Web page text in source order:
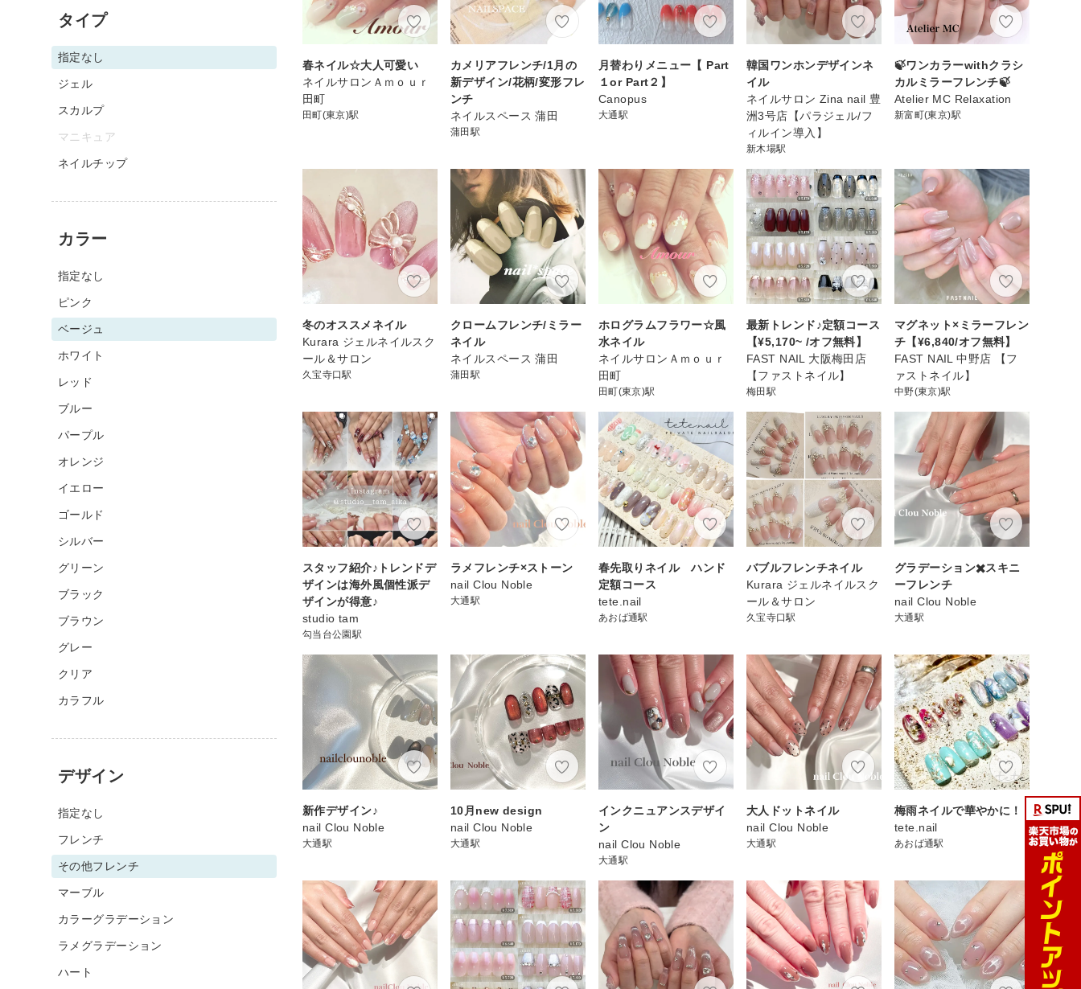
春ネイル☆大人可愛い
ネイルサロンＡｍｏｕｒ
田町
田町(東京)駅
カメリアフレンチ/1月の
新デザイン/花柄/変形フレ
ンチ
ネイルスペース 蒲田
蒲田駅
月替わりメニュー【 Part
１or Part２】
Canopus
大通駅
韓国ワンホンデザインネ
イル
ネイルサロン Zina nail 豊
洲3号店【パラジェル/フ
ィルイン導入】
新木場駅
🍃ワンカラーwithクラシ
カルミラーフレンチ🍃
Atelier MC Relaxation
新富町(東京)駅
冬のオススメネイル
Kurara ジェルネイルスク
ール＆サロン
久宝寺口駅
クロームフレンチ/ミラー
ネイル
ネイルスペース 蒲田
蒲田駅
ホログラムフラワー☆風
水ネイル
ネイルサロンＡｍｏｕｒ
田町
田町(東京)駅
最新トレンド♪定額コース
【¥5,170~ /オフ無料】
FAST NAIL 大阪梅田店
【ファストネイル】
梅田駅
マグネット×ミラーフレン
チ【¥6,840/オフ無料】
FAST NAIL 中野店 【フ
ァストネイル】
中野(東京)駅
スタッフ紹介♪トレンドデ
ザインは海外風個性派デ
ザインが得意♪
studio tam
勾当台公園駅
ラメフレンチ×ストーン
nail Clou Noble
大通駅
春先取りネイル ハンド
定額コース
tete.nail
あおば通駅
バブルフレンチネイル
Kurara ジェルネイルスク
ール＆サロン
久宝寺口駅
グラデーション✖️スキニ
ーフレンチ
nail Clou Noble
大通駅
新作デザイン♪
nail Clou Noble
大通駅
10月new design
nail Clou Noble
大通駅
インクニュアンスデザイ
ン
nail Clou Noble
大通駅
大人ドットネイル
nail Clou Noble
大通駅
梅雨ネイルで華やかに！
tete.nail
あおば通駅
タイプ
指定なし
ジェル
スカルプ
マニキュア
ネイルチップ
カラー
指定なし
ピンク
ベージュ
ホワイト
レッド
ブルー
パープル
オレンジ
イエロー
ゴールド
シルバー
グリーン
ブラック
ブラウン
グレー
クリア
カラフル
デザイン
指定なし
フレンチ
その他フレンチ
マーブル
カラーグラデーション
ラメグラデーション
ハート